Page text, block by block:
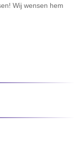
Wij wensen hem